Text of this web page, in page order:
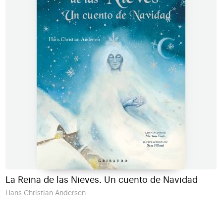
La Reina de las Nieves. Un cuento de Navidad
Hans Christian Andersen